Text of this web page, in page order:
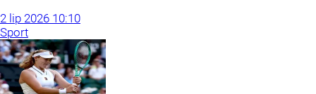
2 lip 2026 10:10
Sport